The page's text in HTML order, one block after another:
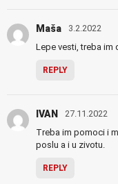
Maša 3.2.2022
Lepe vesti, treba im
REPLY
IVAN 27.11.2022
Treba im pomoci i
poslu a i u zivotu.
REPLY